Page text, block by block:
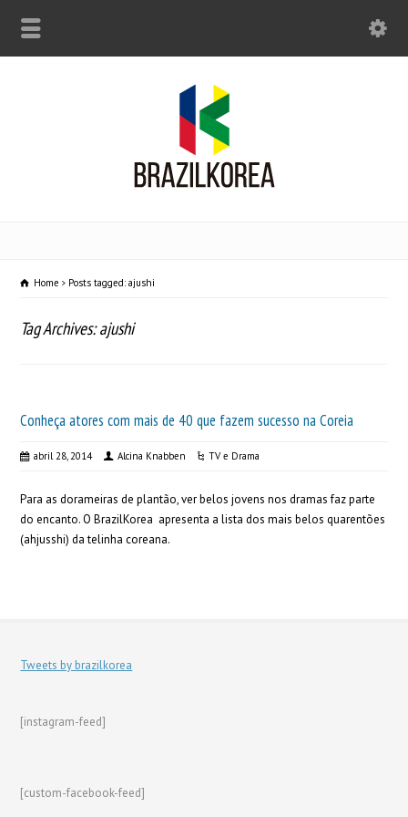
Home Posts tagged: ajushi
Tag Archives: ajushi
Conheça atores com mais de 40 que fazem sucesso na Coreia
abril 28, 2014 Alcina Knabben TV e Drama
Para as dorameiras de plantão, ver belos jovens nos dramas faz parte
do encanto. O BrazilKorea apresenta a lista dos mais belos quarentões
(ahjusshi) da telinha coreana.
Tweets by brazilkorea
[instagram-feed]
[custom-facebook-feed]